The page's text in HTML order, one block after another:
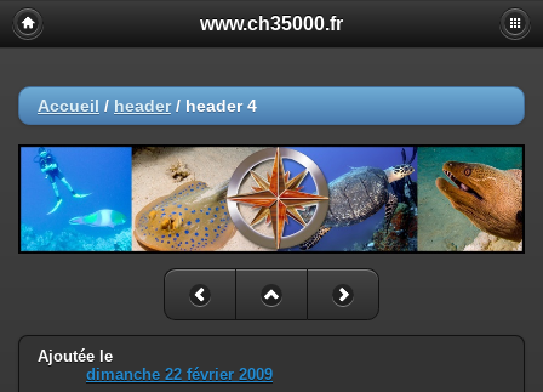
www.ch35000.fr
Accueil / header/ header 4
Ajoutée le
dimanche 22 février 2009